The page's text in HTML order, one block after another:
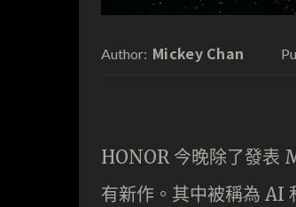
Author: Mickey Chan
HONOR 今晚除了發表
有新作。其中被稱為 AI